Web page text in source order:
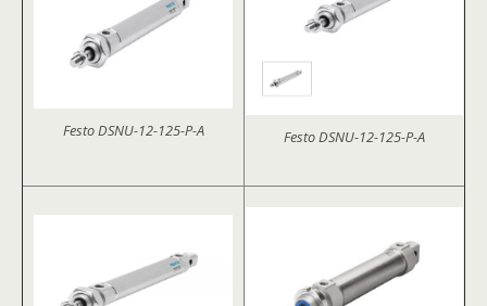
Festo DSNU-12-125-P-A Festo DSNU-12-125-P-A